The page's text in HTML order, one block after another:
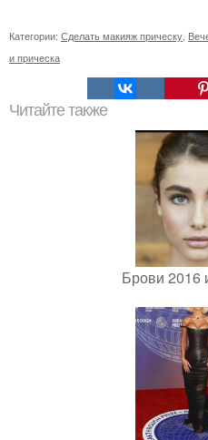
Категории: Сделать макияж прическу
и прическа
Читайте также
Брови 2016